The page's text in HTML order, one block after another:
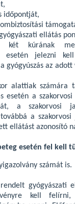
időpontját,
ellátás
két kúrának
esetén jelezni
gyógyúszás az
alattiak számára
esetén a
a szakorvosi
a
ellátást azonosító
esetén fel kell
számát is.
gyógyászati
kell felírni,